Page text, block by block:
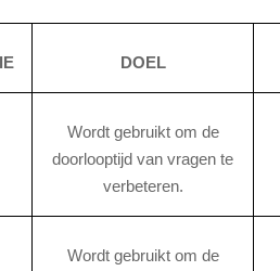
DOEL
Wordt gebruikt om de
doorlooptijd van vragen te
verbeteren.
Wordt gebruikt om de